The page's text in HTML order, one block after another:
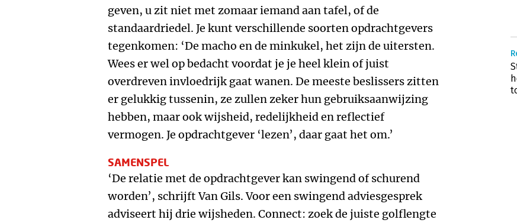
geven, u zit niet met zomaar iemand aan tafel, of de
standaardriedel. Je kunt verschillende soorten opdrachtgevers
tegenkomen: ‘De macho en de minkukel, het zijn de uitersten.
Wees er wel op bedacht voordat je je heel klein of juist
overdreven invloedrijk gaat wanen. De meeste beslissers zitten
er gelukkig tussenin, ze zullen zeker hun gebruiksaanwijzing
hebben, maar ook wijsheid, redelijkheid en reflectief
vermogen. Je opdrachtgever ‘lezen’, daar gaat het om.’
SAMENSPEL
‘De relatie met de opdrachtgever kan swingend of schurend
worden’, schrijft Van Gils. Voor een swingend adviesgesprek
adviseert hij drie wijsheden. Connect: zoek de juiste golflengte